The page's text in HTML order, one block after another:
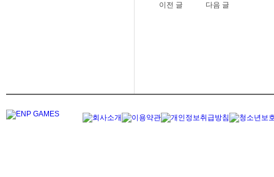
이전 글 다음 글